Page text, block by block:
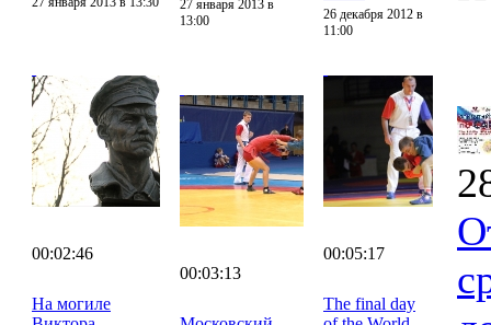
27 января 2013 в
13:00
26 декабря 2012 в
11:00
00:02:46
На могиле
00:03:13
00:05:17
The final day